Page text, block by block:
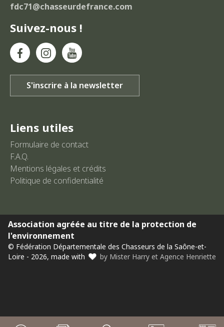
fdc71@chasseurdefrance.com
Suivez-nous !
Liens utiles
Formulaire de contact
F.A.Q.
Mentions légales et crédits
Politique de confidentialité
Association agréée au titre de la protection de
l'environnement
© Fédération Départementale des Chasseurs de la Saône-et-
Loire - 2026, made with
by Mister Harry et Agence Henriette